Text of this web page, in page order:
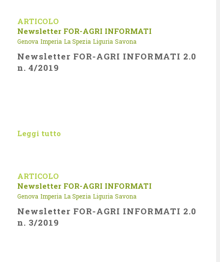
ARTICOLO
Newsletter FOR-AGRI INFORMATI
Genova Imperia La Spezia Liguria Savona
Newsletter FOR-AGRI INFORMATI 2.0
n. 4/2019
Leggi tutto
ARTICOLO
Newsletter FOR-AGRI INFORMATI
Genova Imperia La Spezia Liguria Savona
Newsletter FOR-AGRI INFORMATI 2.0
n. 3/2019